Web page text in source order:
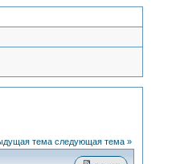
тема следующая тема »